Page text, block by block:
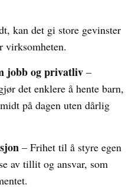
kan det gi store gevinster
virksomheten.
jobb og privatliv –
det enklere å hente barn,
på dagen uten dårlig
– Frihet til å styre egen
av tillit og ansvar, som